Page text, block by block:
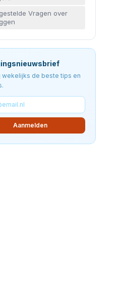
Vragen over
wekelijks de beste tips en
Aanmelden